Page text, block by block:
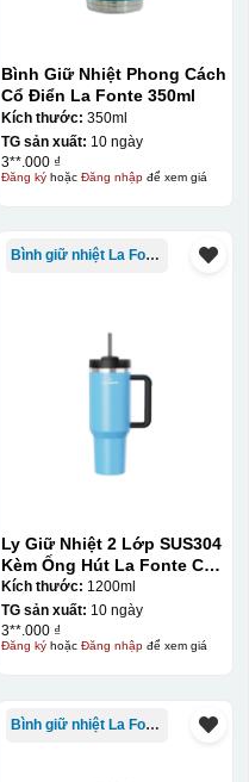
Bình Giữ Nhiệt Phong Cách
Cổ Điển La Fonte 350ml
Kích thước: 350ml
TG sản xuất: 10 ngày
3**.000 ₫
Đăng kýhoặc Đăng nhậpđể xem giá
Bình giữ nhiệt La Fonte
Ly Giữ Nhiệt 2 Lớp SUS304
Kèm Ống Hút La Fonte Có
Tay Cầm 1200ml
Kích thước: 1200ml
TG sản xuất: 10 ngày
3**.000 ₫
Đăng kýhoặc Đăng nhậpđể xem giá
Bình giữ nhiệt La Fonte